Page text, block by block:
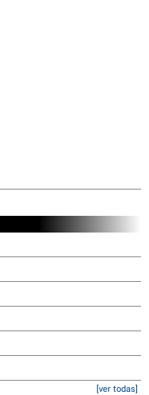
[ver todas]